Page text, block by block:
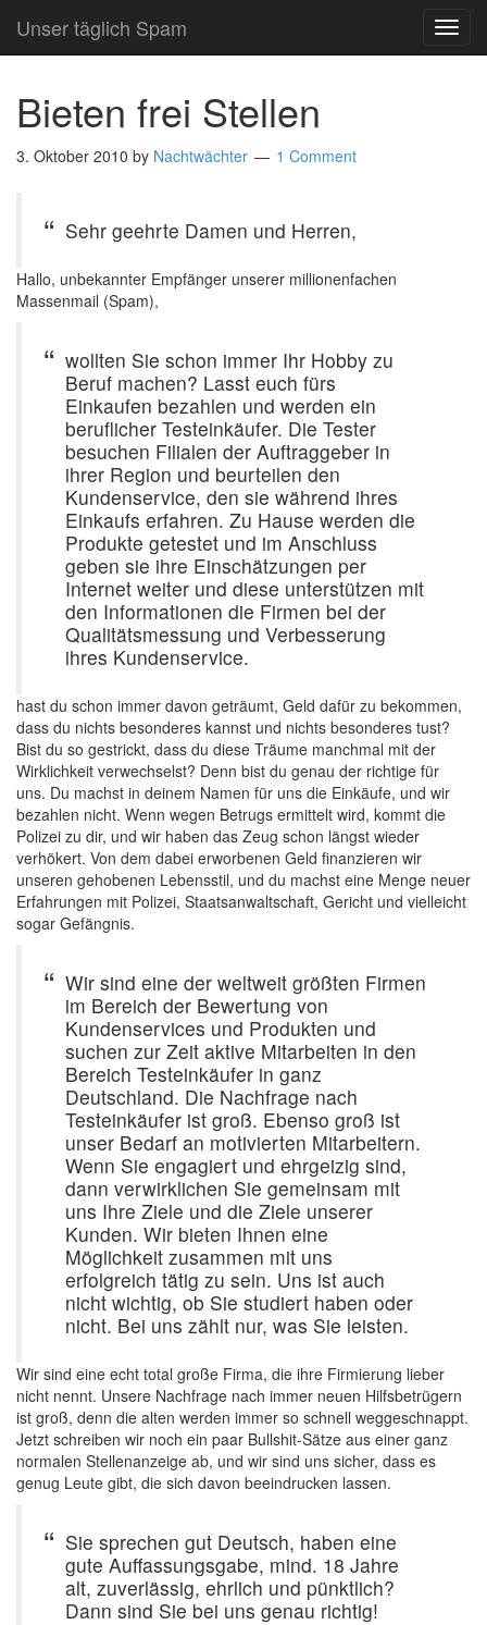
Unser täglich Spam
Bieten frei Stellen
3. Oktober 2010 by Nachtwächter 1 Comment
Sehr geehrte Damen und Herren,
Hallo, unbekannter Empfänger unserer millionenfachen
Massenmail (Spam),
wollten Sie schon immer Ihr Hobby zu
Beruf machen? Lasst euch fürs
Einkaufen bezahlen und werden ein
beruflicher Testeinkäufer. Die Tester
besuchen Filialen der Auftraggeber in
ihrer Region und beurteilen den
Kundenservice, den sie während ihres
Einkaufs erfahren. Zu Hause werden die
Produkte getestet und im Anschluss
geben sie ihre Einschätzungen per
Internet weiter und diese unterstützen mit
den Informationen die Firmen bei der
Qualitätsmessung und Verbesserung
ihres Kundenservice.
hast du schon immer davon geträumt, Geld dafür zu bekommen,
dass du nichts besonderes kannst und nichts besonderes tust?
Bist du so gestrickt, dass du diese Träume manchmal mit der
Wirklichkeit verwechselst? Denn bist du genau der richtige für
uns. Du machst in deinem Namen für uns die Einkäufe, und wir
bezahlen nicht. Wenn wegen Betrugs ermittelt wird, kommt die
Polizei zu dir, und wir haben das Zeug schon längst wieder
verhökert. Von dem dabei erworbenen Geld finanzieren wir
unseren gehobenen Lebensstil, und du machst eine Menge neuer
Erfahrungen mit Polizei, Staatsanwaltschaft, Gericht und vielleicht
sogar Gefängnis.
Wir sind eine der weltweit größten Firmen
im Bereich der Bewertung von
Kundenservices und Produkten und
suchen zur Zeit aktive Mitarbeiten in den
Bereich Testeinkäufer in ganz
Deutschland. Die Nachfrage nach
Testeinkäufer ist groß. Ebenso groß ist
unser Bedarf an motivierten Mitarbeitern.
Wenn Sie engagiert und ehrgeizig sind,
dann verwirklichen Sie gemeinsam mit
uns Ihre Ziele und die Ziele unserer
Kunden. Wir bieten Ihnen eine
Möglichkeit zusammen mit uns
erfolgreich tätig zu sein. Uns ist auch
nicht wichtig, ob Sie studiert haben oder
nicht. Bei uns zählt nur, was Sie leisten.
Wir sind eine echt total große Firma, die ihre Firmierung lieber
nicht nennt. Unsere Nachfrage nach immer neuen Hilfsbetrügern
ist groß, denn die alten werden immer so schnell weggeschnappt.
Jetzt schreiben wir noch ein paar Bullshit-Sätze aus einer ganz
normalen Stellenanzeige ab, und wir sind uns sicher, dass es
genug Leute gibt, die sich davon beeindrucken lassen.
Sie sprechen gut Deutsch, haben eine
gute Auffassungsgabe, mind. 18 Jahre
alt, zuverlässig, ehrlich und pünktlich?
Dann sind Sie bei uns genau richtig!